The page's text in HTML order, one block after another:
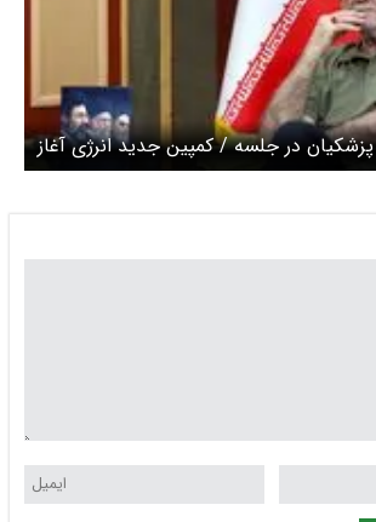
پوشش غیررسمی پزشکیان در جلسه / کمپین جدید انرژی آغاز